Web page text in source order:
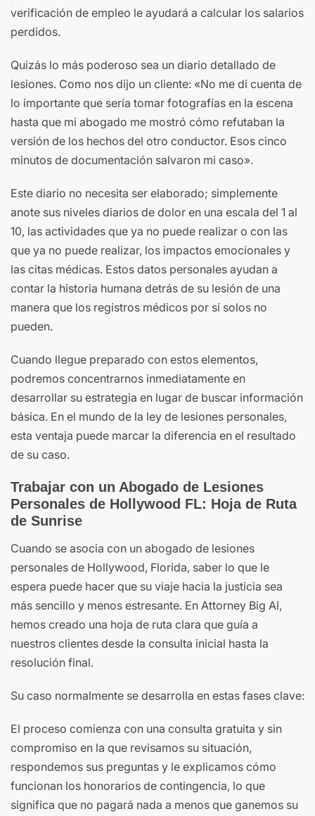
verificación de empleo le ayudará a calcular los salarios
perdidos.
Quizás lo más poderoso sea un diario detallado de
lesiones. Como nos dijo un cliente: «No me di cuenta de
lo importante que sería tomar fotografías en la escena
hasta que mi abogado me mostró cómo refutaban la
versión de los hechos del otro conductor. Esos cinco
minutos de documentación salvaron mi caso».
Este diario no necesita ser elaborado; simplemente
anote sus niveles diarios de dolor en una escala del 1 al
10, las actividades que ya no puede realizar o con las
que ya no puede realizar, los impactos emocionales y
las citas médicas. Estos datos personales ayudan a
contar la historia humana detrás de su lesión de una
manera que los registros médicos por sí solos no
pueden.
Cuando llegue preparado con estos elementos,
podremos concentrarnos inmediatamente en
desarrollar su estrategia en lugar de buscar información
básica. En el mundo de la ley de lesiones personales,
esta ventaja puede marcar la diferencia en el resultado
de su caso.
Trabajar con un Abogado de Lesiones
Personales de Hollywood FL: Hoja de Ruta
de Sunrise
Cuando se asocia con un abogado de lesiones
personales de Hollywood, Florida, saber lo que le
espera puede hacer que su viaje hacia la justicia sea
más sencillo y menos estresante. En Attorney Big Al,
hemos creado una hoja de ruta clara que guía a
nuestros clientes desde la consulta inicial hasta la
resolución final.
Su caso normalmente se desarrolla en estas fases clave:
El proceso comienza con una consulta gratuita y sin
compromiso en la que revisamos su situación,
respondemos sus preguntas y le explicamos cómo
funcionan los honorarios de contingencia, lo que
significa que no pagará nada a menos que ganemos su